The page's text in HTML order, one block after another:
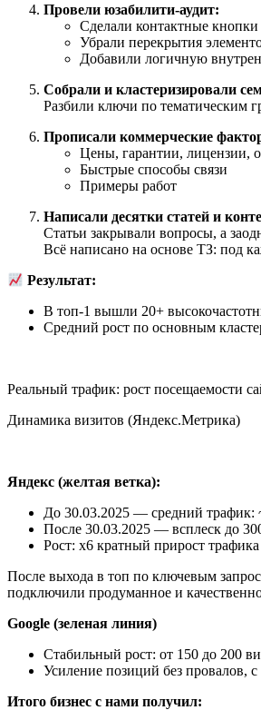
Провели юзабилити-аудит:
Сделали контактные
Убрали перекрытия
Добавили логичную
Собрали и кластеризировали
Разбили ключи по тематическим
Прописали коммерческие
Цены, гарантии, лицензии,
Быстрые способы связи
Примеры работ
Написали десятки статей и
Статьи закрывали вопросы, а
Всё написано на основе ТЗ: под
Результат:
В топ-1 вышли 20+
Средний рост по основным
Реальный трафик: рост посещаемости
Динамика визитов (Яндекс.Метрика)
Яндекс (желтая ветка):
До 30.03.2025 — средний трафик:
После 30.03.2025 — всплеск до
Рост: х6 кратный прирост
После выхода в топ по ключевым
подключили продуманное и
Google (зеленая линия)
Стабильный рост: от 150 до 200
Усиление позиций без провалов,
Итого бизнес с нами получил: